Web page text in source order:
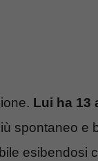
Lui ha 13
spontaneo e
esibendosi